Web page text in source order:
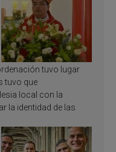
tuvo lugar
tuvo que
local con la
la identidad de las